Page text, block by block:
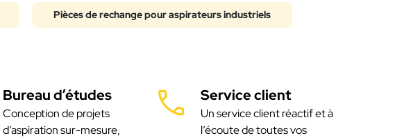
Pièces de rechange pour aspirateurs industriels
Bureau d’études
Conception de projets
d’aspiration sur-mesure,
Service client
Un service client réactif et à
l’écoute de toutes vos